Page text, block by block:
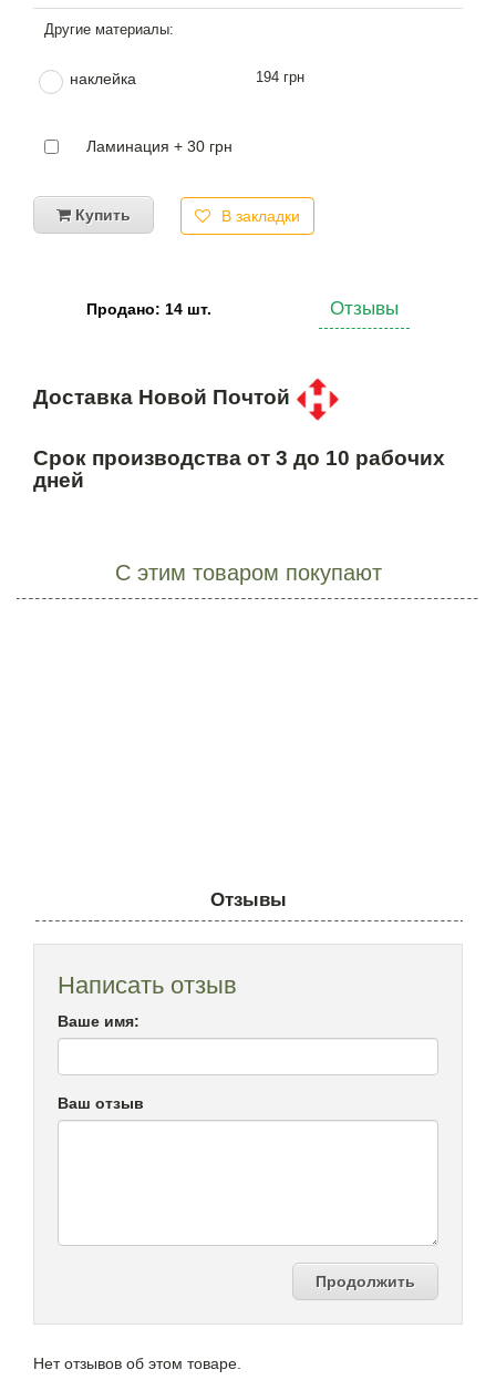
наклейка 194 грн
Ламинация + 30 грн
Купить В закладки
Продано: 14 шт. Отзывы
Доставка Новой Почтой
Срок производства от 3 до 10 рабочих
дней
С этим товаром покупают
Отзывы
Написать отзыв
Ваше имя:
Ваш отзыв
Продолжить
Нет отзывов об этом товаре.